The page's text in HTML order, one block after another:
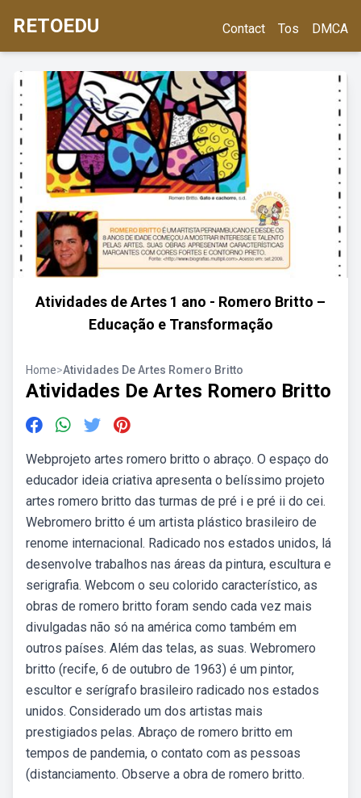
RETOEDU Contact Tos DMCA
Atividades de Artes 1 ano - Romero Britto –
Educação e Transformação
Home>Atividades De Artes Romero Britto
Atividades De Artes Romero Britto
Webprojeto artes romero britto o abraço. O espaço do
educador ideia criativa apresenta o belíssimo projeto
artes romero britto das turmas de pré i e pré ii do cei.
Webromero britto é um artista plástico brasileiro de
renome internacional. Radicado nos estados unidos, lá
desenvolve trabalhos nas áreas da pintura, escultura e
serigrafia. Webcom o seu colorido característico, as
obras de romero britto foram sendo cada vez mais
divulgadas não só na américa como também em
outros países. Além das telas, as suas. Webromero
britto (recife, 6 de outubro de 1963) é um pintor,
escultor e serígrafo brasileiro radicado nos estados
unidos. Considerado um dos artistas mais
prestigiados pelas. Abraço de romero britto em
tempos de pandemia, o contato com as pessoas
(distanciamento. Observe a obra de romero britto.